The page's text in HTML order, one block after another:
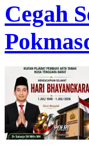
Cegah